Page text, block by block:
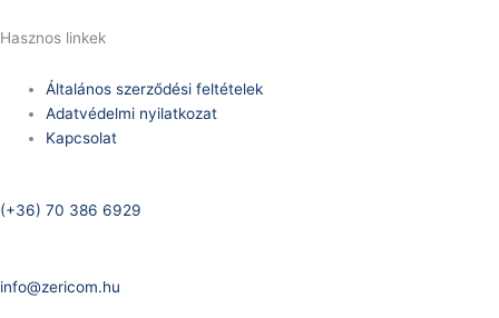
Hasznos linkek
Általános szerződési feltételek
Adatvédelmi nyilatkozat
Kapcsolat
(+36) 70 386 6929
info@zericom.hu